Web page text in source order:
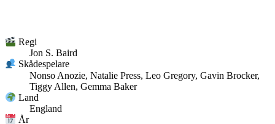
Regi
Jon S. Baird
Skådespelare
Nonso Anozie, Natalie Press, Leo Gregory, Gavin Brocker,
Tiggy Allen, Gemma Baker
Land
England
År